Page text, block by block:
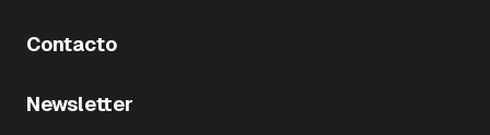
Contacto
Newsletter